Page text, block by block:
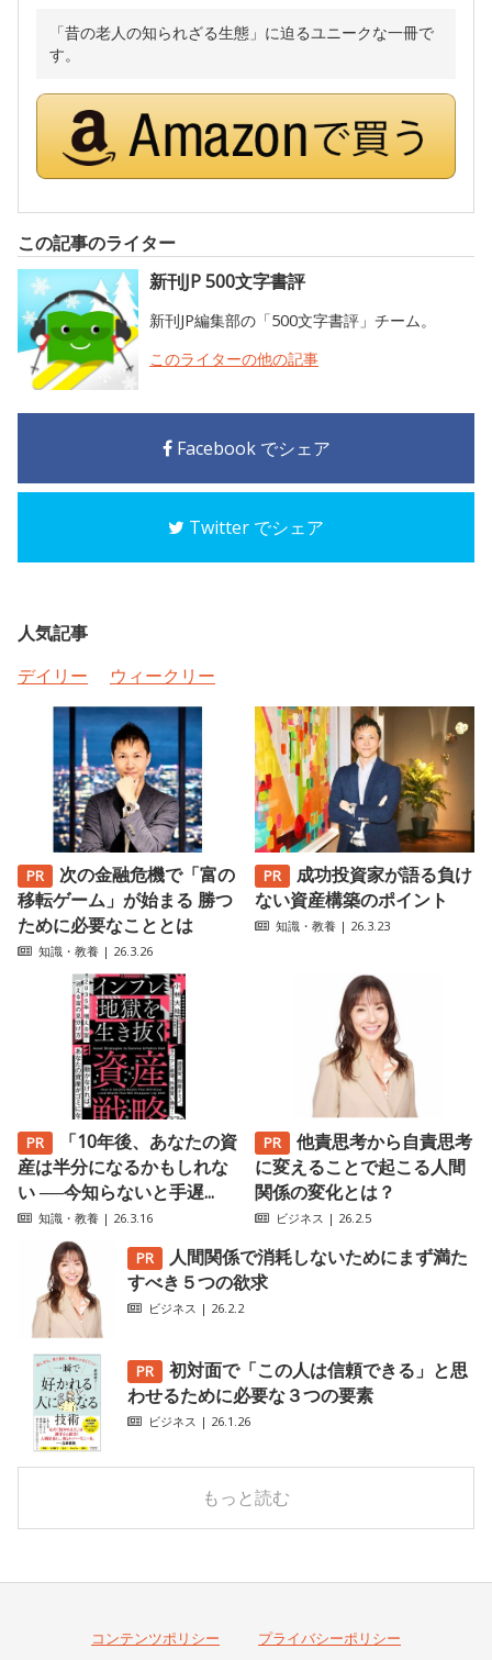
「昔の老人の知られざる生態」に迫るユニークな一冊で
す。
この記事のライター
新刊JP 500文字書評
新刊JP編集部の「500文字書評」チーム。
このライターの他の記事
Facebook でシェア
Twitter でシェア
人気記事
デイリー
ウィークリー
次の金融危機で「富の
移転ゲーム」が始まる 勝つ
ために必要なこととは
知識・教養 | 26.3.26
成功投資家が語る負け
ない資産構築のポイント
知識・教養 | 26.3.23
「10年後、あなたの資
産は半分になるかもしれな
い ──今知らないと手遅...
知識・教養 | 26.3.16
他責思考から自責思考
に変えることで起こる人間
関係の変化とは？
ビジネス | 26.2.5
人間関係で消耗しないためにまず満た
すべき５つの欲求
ビジネス | 26.2.2
初対面で「この人は信頼できる」と思
わせるために必要な３つの要素
ビジネス | 26.1.26
もっと読む
コンテンツポリシー
プライバシーポリシー